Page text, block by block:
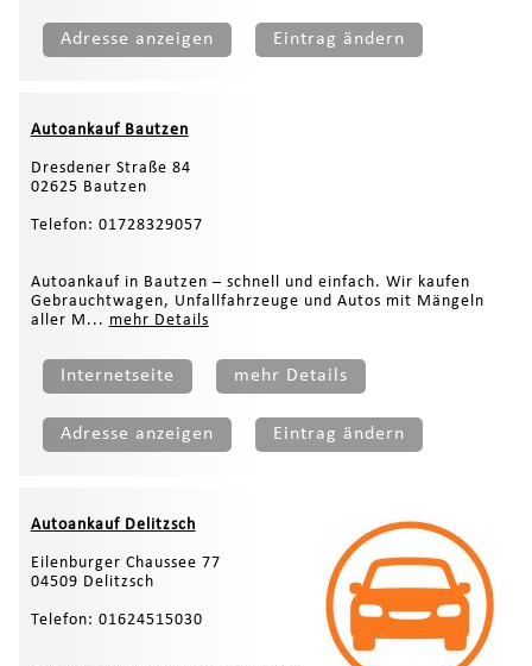
Adresse anzeigen Eintrag ändern
Autoankauf Bautzen
Dresdener Straße 84
02625 Bautzen
Telefon: 01728329057
Autoankauf in Bautzen – schnell und einfach. Wir kaufen
Gebrauchtwagen, Unfallfahrzeuge und Autos mit Mängeln
aller M... mehr Details
Internetseite mehr Details
Adresse anzeigen Eintrag ändern
Autoankauf Delitzsch
Eilenburger Chaussee 77
04509 Delitzsch
Telefon: 01624515030